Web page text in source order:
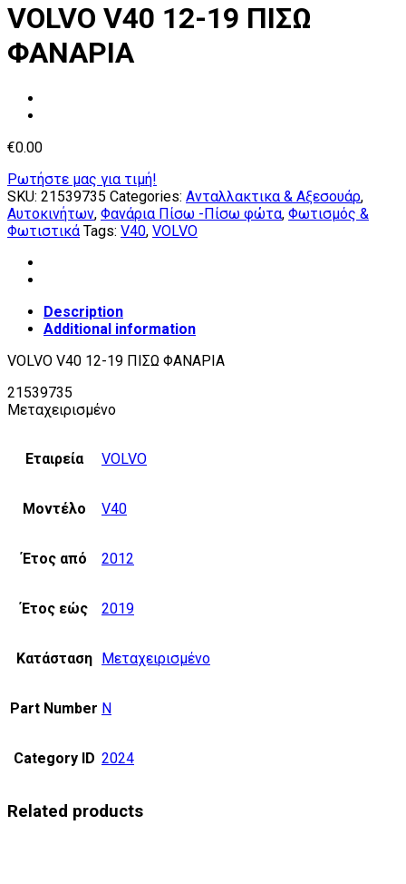
VOLVO V40 12-19 ΠΙΣΩ
ΦΑΝΑΡΙΑ
€0.00
Ρωτήστε μας για τιμή!
SKU: 21539735 Categories: Ανταλλακτικα & Αξεσουάρ,
Αυτοκινήτων, Φανάρια Πίσω -Πίσω φώτα, Φωτισμός &
Φωτιστικά Tags: V40, VOLVO
Description
Additional information
VOLVO V40 12-19 ΠΙΣΩ ΦΑΝΑΡΙΑ
21539735
Μεταχειρισμένο
Εταιρεία VOLVO
Μοντέλο V40
Έτος από 2012
Έτος εώς 2019
Κατάσταση Μεταχειρισμένο
Part Number N
Category ID 2024
Related products